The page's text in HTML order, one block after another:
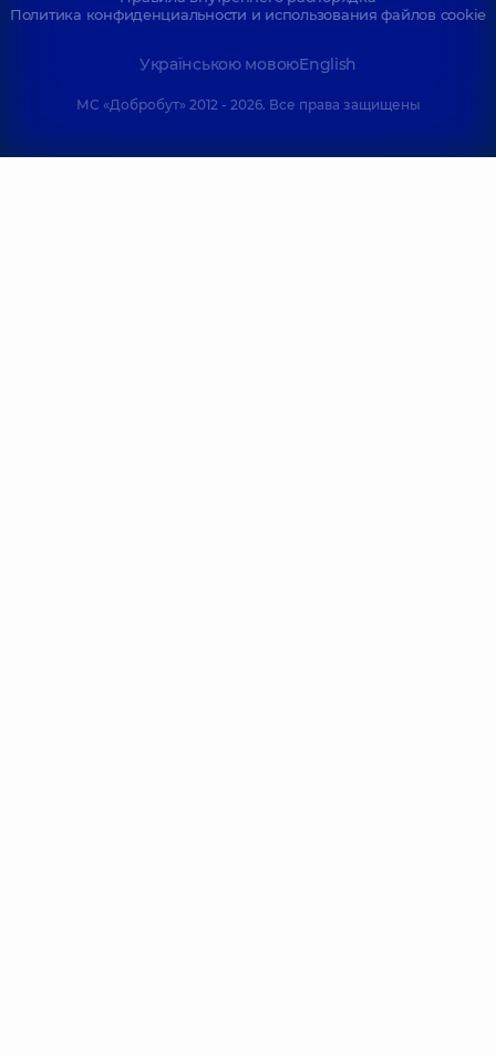
Политика конфиденциальности и использования файлов cookie
Українською мовоюEnglish
МС «Добробут» 2012 - 2026. Все права защищены